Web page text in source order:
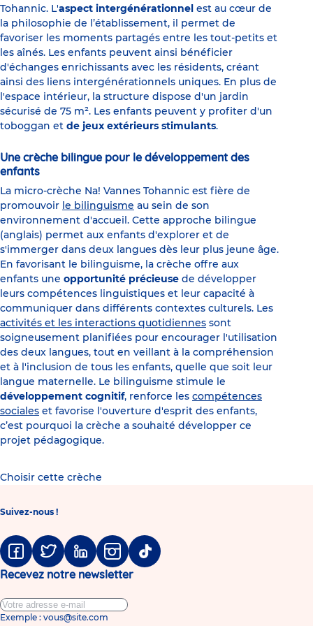
Tohannic. L'aspect intergénérationnel est au cœur de
la philosophie de l’établissement, il permet de
favoriser les moments partagés entre les tout-petits et
les aînés. Les enfants peuvent ainsi bénéficier
d'échanges enrichissants avec les résidents, créant
ainsi des liens intergénérationnels uniques. En plus de
l'espace intérieur, la structure dispose d'un jardin
sécurisé de 75 m². Les enfants peuvent y profiter d'un
toboggan et de jeux extérieurs stimulants.
Une crèche bilingue pour le développement des
enfants
La micro-crèche Na! Vannes Tohannic est fière de
promouvoir le bilinguisme au sein de son
environnement d'accueil. Cette approche bilingue
(anglais) permet aux enfants d'explorer et de
s'immerger dans deux langues dès leur plus jeune âge.
En favorisant le bilinguisme, la crèche offre aux
enfants une opportunité précieuse de développer
leurs compétences linguistiques et leur capacité à
communiquer dans différents contextes culturels. Les
activités et les interactions quotidiennes sont
soigneusement planifiées pour encourager l'utilisation
des deux langues, tout en veillant à la compréhension
et à l'inclusion de tous les enfants, quelle que soit leur
langue maternelle. Le bilinguisme stimule le
développement cognitif, renforce les compétences
sociales et favorise l'ouverture d'esprit des enfants,
c’est pourquoi la crèche a souhaité développer ce
projet pédagogique.
Choisir cette crèche
Suivez-nous !
FacebookTwitter LinkedinInstagramTiktok
Recevez notre newsletter
Exemple : vous@site.com